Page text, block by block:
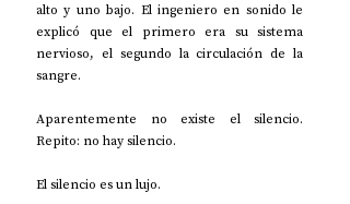
alto y uno bajo. El ingeniero en sonido le
explicó que el primero era su sistema
nervioso, el segundo la circulación de la
sangre.
Aparentemente no existe el silencio.
Repito: no hay silencio.
El silencio es un lujo.